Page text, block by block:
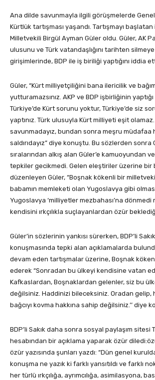
Ana dilde savunmayla ilgili görüşmelerde Genel
Kürtlük tartışması yaşandı. Tartışmayı
Milletvekili Birgül Ayman Güler oldu. Güler, AK
ulusunu ve Türk vatandaşlığını tarihten
girişimlerinde, BDP ile iş biriliği yaptığını iddia
Güler, “Kürt milliyetçiliğini bana ilericilik ve
yutturamazsınız. AKP ve BDP işbirliğinin
Türkiye’de Kürt sorunu yoktur, Türkiye’de siz
yaptınız. Türk ulusuyla Kürt milliyeti eşit
savunmadayız, bundan sonra meşru müdafaa
saldırıdayız” diye konuştu. Bu sözlerden sonra
sıralarından alkış alan Güler’e kamuoyundan
tepkiler gecikmedi. Gelen eleştiriler üzerine bir
düzenleyen Güler, “Boşnak kökenli bir
babamın memleketi olan Yugoslavya gibi
Yugoslavya ‘milliyetler mezbahası’na dönmedi
kendisini ırkçılıkla suçlayanlardan özür
Güler’in sözlerinin yankısı sürerken, BDP’li
konuşmasında tepki alan açıklamalarda
devam eden tartışmalar üzerine, Boşnak
ederek “Sonradan bu ülkeyi kendisine vatan
Kafkaslardan, Boşnaklardan gelenler, siz bu
değilsiniz. Haddinizi bileceksiniz. Oradan gelip,
bağcıyı kovma hakkına sahip değilsiniz.’’ diye
BDP’li Sakık daha sonra sosyal paylaşım sitesi
hesabından bir açıklama yaparak özür
özür yazısında şunları yazdı: “Dün genel
konuşma ne yazık ki farklı yansıtıldı ve farklı
her türlü ırkçılığa, ayrımcılığa, asimilasyona,